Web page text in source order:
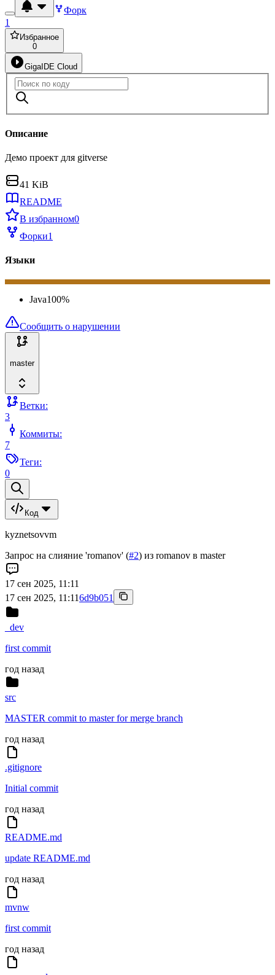
Форк
1
Избранное
0
GigaIDE Cloud
Описание
Демо проект для gitverse
41 KiB
README
В избранном0
Форки1
Языки
Java100%
Сообщить о нарушении
master
Ветки:
3
Коммиты:
7
Теги:
0
Код
kyznetsovvm
Запрос на слияние 'romanov' (#2) из romanov в master
17 сен 2025, 11:11
17 сен 2025, 11:116d9b051
_dev
first commit
год назад
src
MASTER commit to master for merge branch
год назад
.gitignore
Initial commit
год назад
README.md
update README.md
год назад
mvnw
first commit
год назад